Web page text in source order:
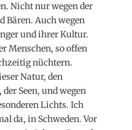
Nicht nur wegen der
Bären. Auch wegen
und ihrer Kultur.
Menschen, so offen
nüchtern.
Natur, den
der Seen, und wegen
Lichts. Ich
da, in Schweden. Vor